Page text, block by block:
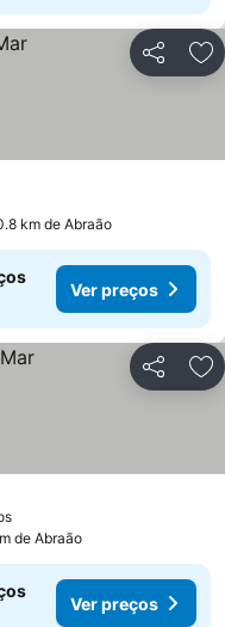
Partilhar
km de Abraão
Ver preços
Partilhar
Ver preços
de Abraão
Ver preços